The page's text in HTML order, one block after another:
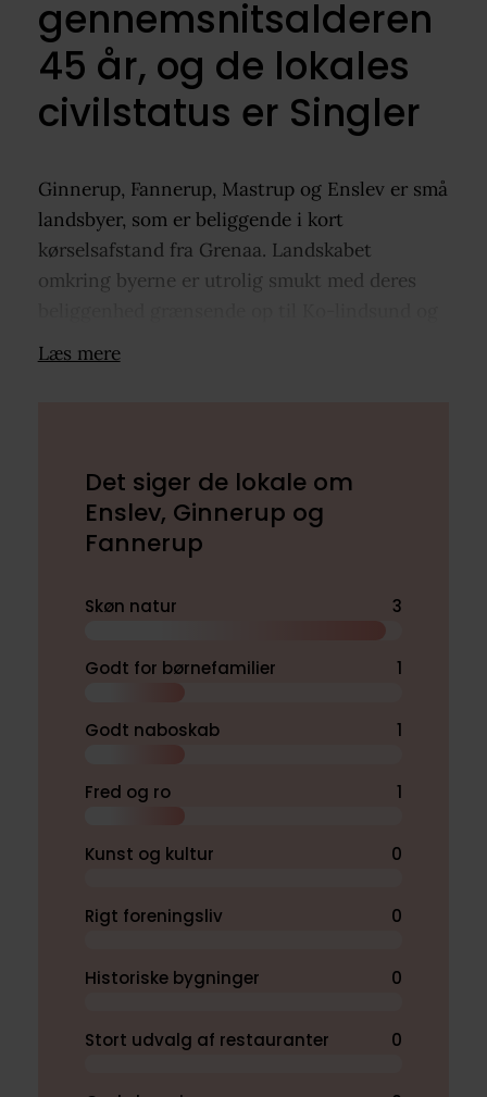
gennemsnitsalderen
45 år, og de lokales
civilstatus er Singler
Ginnerup, Fannerup, Mastrup og Enslev er små
landsbyer, som er beliggende i kort
kørselsafstand fra Grenaa. Landskabet
omkring byerne er utrolig smukt med deres
omgivet af marker, enge og skove. Der er
mange muligheder for fritidsaktiviteter i
nærheden af Enslev. Fra Enslev er der kun 4
km ind til Grenaa centrum. Her får du meget
Læs mere
Det siger de lokale om
Enslev, Ginnerup og
Fannerup
Skøn natur 3
Godt for børnefamilier 1
Godt naboskab 1
Fred og ro 1
Kunst og kultur 0
Rigt foreningsliv 0
Historiske bygninger 0
Stort udvalg af restauranter 0